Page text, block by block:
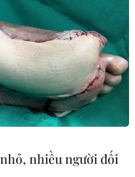
Quý Mão với
nhiều người đối